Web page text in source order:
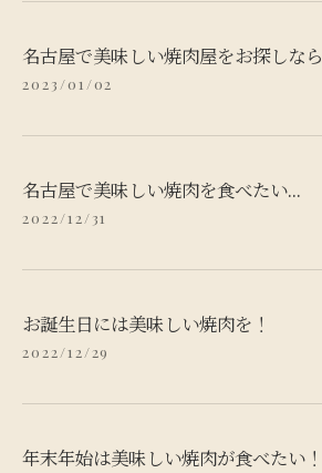
名古屋で美味しい焼肉屋をお探しなら
2023/01/02
名古屋で美味しい焼肉を食べたい...
2022/12/31
お誕生日には美味しい焼肉を！
2022/12/29
年末年始は美味しい焼肉が食べたい！